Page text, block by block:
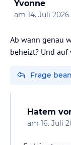
Yvonne
am 14. Juli 2026
Ab wann genau
beheizt? Und auf
Frage
Hatem
am 16. Juli